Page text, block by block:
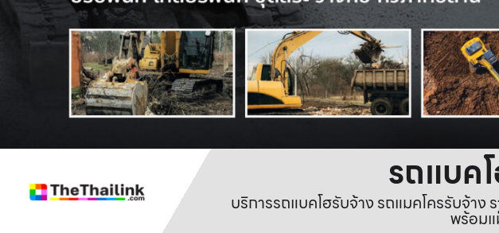
รถแบค
บริการรถแบคโฮรับจ้าง รถแมคโครรับจ้า
พร้อมแ